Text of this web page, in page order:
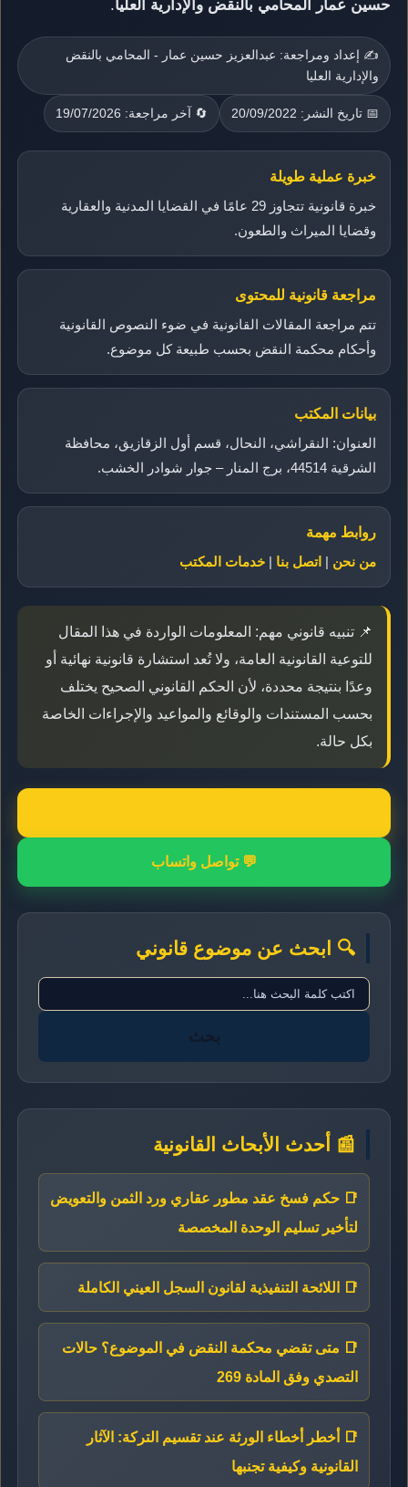
حسين عمار المحامي بالنقض والإدارية العليا.
✍️ إعداد ومراجعة: عبدالعزيز حسين عمار - المحامي بالنقض
والإدارية العليا
📅 تاريخ النشر: 20/09/2022 🔄 آخر مراجعة: 19/07/2026
خبرة عملية طويلة
خبرة قانونية تتجاوز 29 عامًا في القضايا المدنية والعقارية
وقضايا الميراث والطعون.
مراجعة قانونية للمحتوى
تتم مراجعة المقالات القانونية في ضوء النصوص القانونية
وأحكام محكمة النقض بحسب طبيعة كل موضوع.
بيانات المكتب
العنوان: النقراشي، النحال، قسم أول الزقازيق، محافظة
الشرقية 44514، برج المنار – جوار شوادر الخشب.
روابط مهمة
من نحن | اتصل بنا | خدمات المكتب
📌 تنبيه قانوني مهم: المعلومات الواردة في هذا المقال
للتوعية القانونية العامة، ولا تُعد استشارة قانونية نهائية أو
وعدًا بنتيجة محددة، لأن الحكم القانوني الصحيح يختلف
بحسب المستندات والوقائع والمواعيد والإجراءات الخاصة
بكل حالة.
💬 تواصل واتساب
🔍 ابحث عن موضوع قانوني
بحث
📰 أحدث الأبحاث القانونية
📑 حكم فسخ عقد مطور عقاري ورد الثمن والتعويض
لتأخير تسليم الوحدة المخصصة
📑 اللائحة التنفيذية لقانون السجل العيني الكاملة
📑 متى تقضي محكمة النقض في الموضوع؟ حالات
التصدي وفق المادة 269
📑 أخطر أخطاء الورثة عند تقسيم التركة: الآثار
القانونية وكيفية تجنبها